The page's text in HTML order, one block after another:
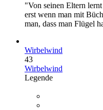
"Von seinen Eltern
erst wenn man mit
man, dass man Flügel
Wirbelwind
43
Wirbelwind
Legende